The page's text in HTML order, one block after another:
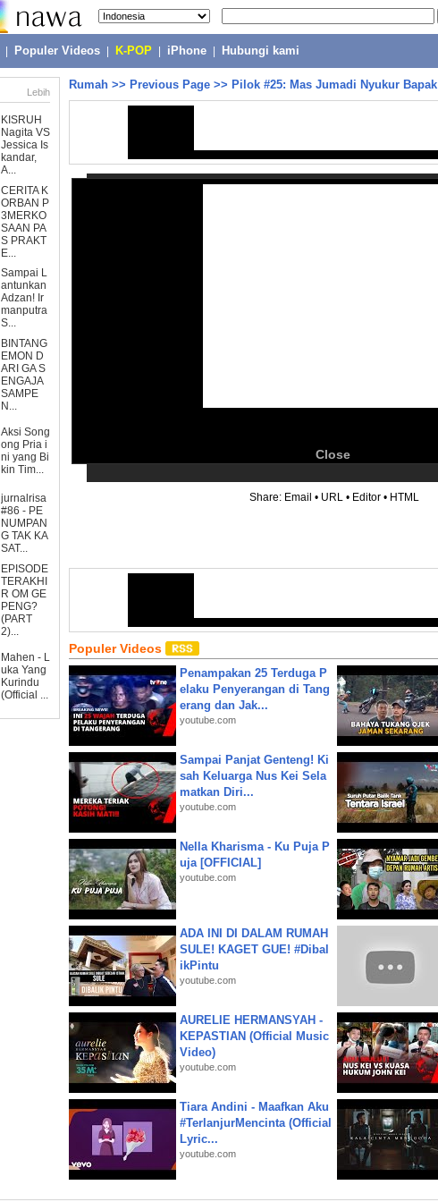
Populer Videos K-POP iPhone Hubungi kami
Lebih
KISRUH
Nagita VS
Jessica Is
kandar,
A...
CERITA K
ORBAN P
3MERKO
SAAN PA
S PRAKT
E...
Sampai L
antunkan
Adzan! Ir
manputra
S...
BINTANG
EMON D
ARI GA S
ENGAJA
SAMPE
N...
Aksi Song
ong Pria i
ni yang Bi
kin Tim...
jurnalrisa
#86 - PE
NUMPAN
G TAK KA
SAT...
EPISODE
TERAKHI
R OM GE
PENG?
(PART
2)...
Mahen - L
uka Yang
Kurindu
(Official ...
Rumah >> Previous Page >> Pilok #25: Mas Jumadi Nyukur Bapak
Close
Share: Email • URL • Editor • HTML
Populer Videos
Penampakan 25 Terduga P
elaku Penyerangan di Tang
erang dan Jak...
youtube.com
Sampai Panjat Genteng! Ki
sah Keluarga Nus Kei Sela
matkan Diri...
youtube.com
Nella Kharisma - Ku Puja P
uja [OFFICIAL]
youtube.com
ADA INI DI DALAM RUMAH
SULE! KAGET GUE! #Dibal
ikPintu
youtube.com
AURELIE HERMANSYAH -
KEPASTIAN (Official Music
Video)
youtube.com
Tiara Andini - Maafkan Aku
#TerlanjurMencinta (Official
Lyric...
youtube.com